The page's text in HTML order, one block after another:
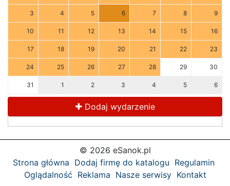
3 4 5 6 7 8 9
10 11 12 13 14 15 16
17 18 19 20 21 22 23
24 25 26 27 28 29 30
31 1 2 3 4 5 6
Dodaj wydarzenie
© 2026 eSanok.pl
Strona główna Dodaj firmę do katalogu Regulamin
Oglądalność Reklama Nasze serwisy Kontakt